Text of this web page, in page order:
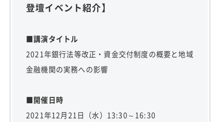
登壇イベント紹介】
■講演タイトル
2021年銀行法等改正・資金交付制度の概要と地域
金融機関の実務への影響
■開催日時
2021年12月21日（水）13:30～16:30